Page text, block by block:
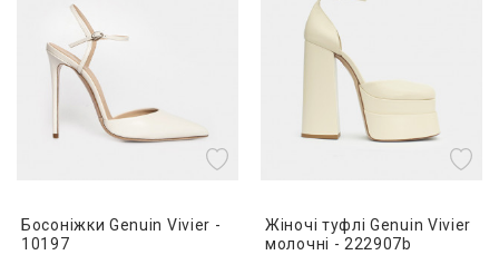
Босоніжки Genuin Vivier -
10197
Жіночі туфлі Genuin Vivier
молочні - 222907b